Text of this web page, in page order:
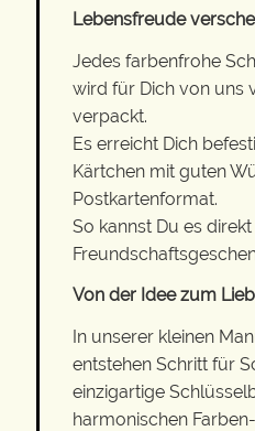
Lebensfreude
Jedes farbenfrohe
wird für Dich von uns
verpackt.
Es erreicht Dich
Kärtchen mit guten
Postkartenformat.
So kannst Du es
Von der Idee zum
In unserer kleinen
entstehen Schritt für
einzigartige
harmonischen